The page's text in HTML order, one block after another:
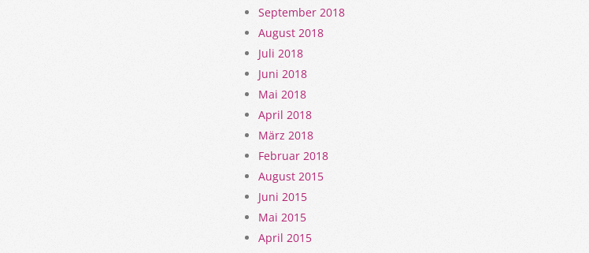
September 2018
August 2018
Juli 2018
Juni 2018
Mai 2018
April 2018
März 2018
Februar 2018
August 2015
Juni 2015
Mai 2015
April 2015